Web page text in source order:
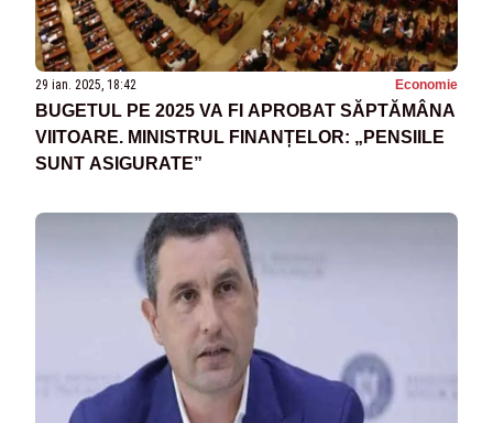
29 ian. 2025, 18:42 Economie
BUGETUL PE 2025 VA FI APROBAT SĂPTĂMÂNA
VIITOARE. MINISTRUL FINANȚELOR: „PENSIILE
SUNT ASIGURATE”